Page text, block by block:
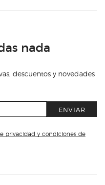
nada
descuentos y novedades
ENVIAR
privacidad y condiciones de